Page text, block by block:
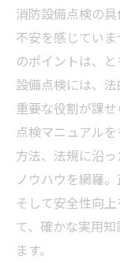
消防設備点検の
不安を感じてい
のポイントは、
設備点検には、
重要な役割が課
点検マニュアル
方法、法規に沿
ノウハウを網羅
そして安全性向
て、確かな実用
ます。